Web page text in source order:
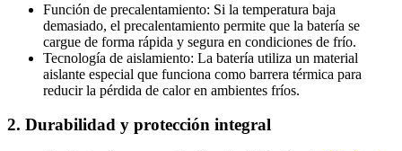
Función de precalentamiento: Si la temperatura baja
demasiado, el precalentamiento permite que la batería se
cargue de forma rápida y segura en condiciones de frío.
Tecnología de aislamiento: La batería utiliza un material
aislante especial que funciona como barrera térmica para
reducir la pérdida de calor en ambientes fríos.
2. Durabilidad y protección integral